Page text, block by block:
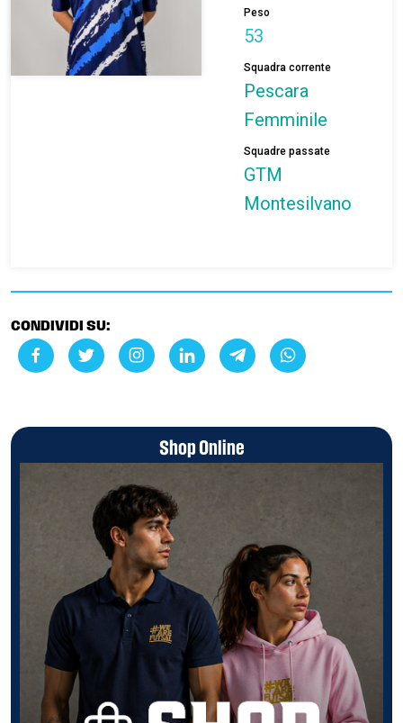
Peso
53
Squadra corrente
Pescara
Femminile
Squadre passate
GTM
Montesilvano
CONDIVIDI SU:
Shop Online